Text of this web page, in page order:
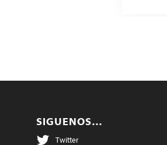
SIGUENOS…
Twitter